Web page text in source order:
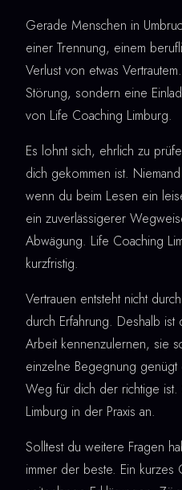
Gerade Menschen in
einer Trennung, einem
Verlust von etwas
Störung, sondern eine
von Life Coaching Limburg.
Es lohnt sich, ehrlich zu
dich gekommen ist.
wenn du beim Lesen ein
ein zuverlässigerer
Abwägung. Life Coaching
kurzfristig.
Vertrauen entsteht nicht
durch Erfahrung. Deshalb
Arbeit kennenzulernen, sie
einzelne Begegnung
Weg für dich der richtige
Limburg in der Praxis an.
Solltest du weitere Fragen
immer der beste. Ein kurzes